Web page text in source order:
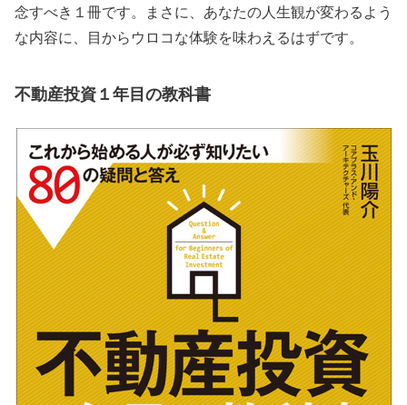
念すべき１冊です。まさに、あなたの人生観が変わるよう
な内容に、目からウロコな体験を味わえるはずです。
不動産投資１年目の教科書